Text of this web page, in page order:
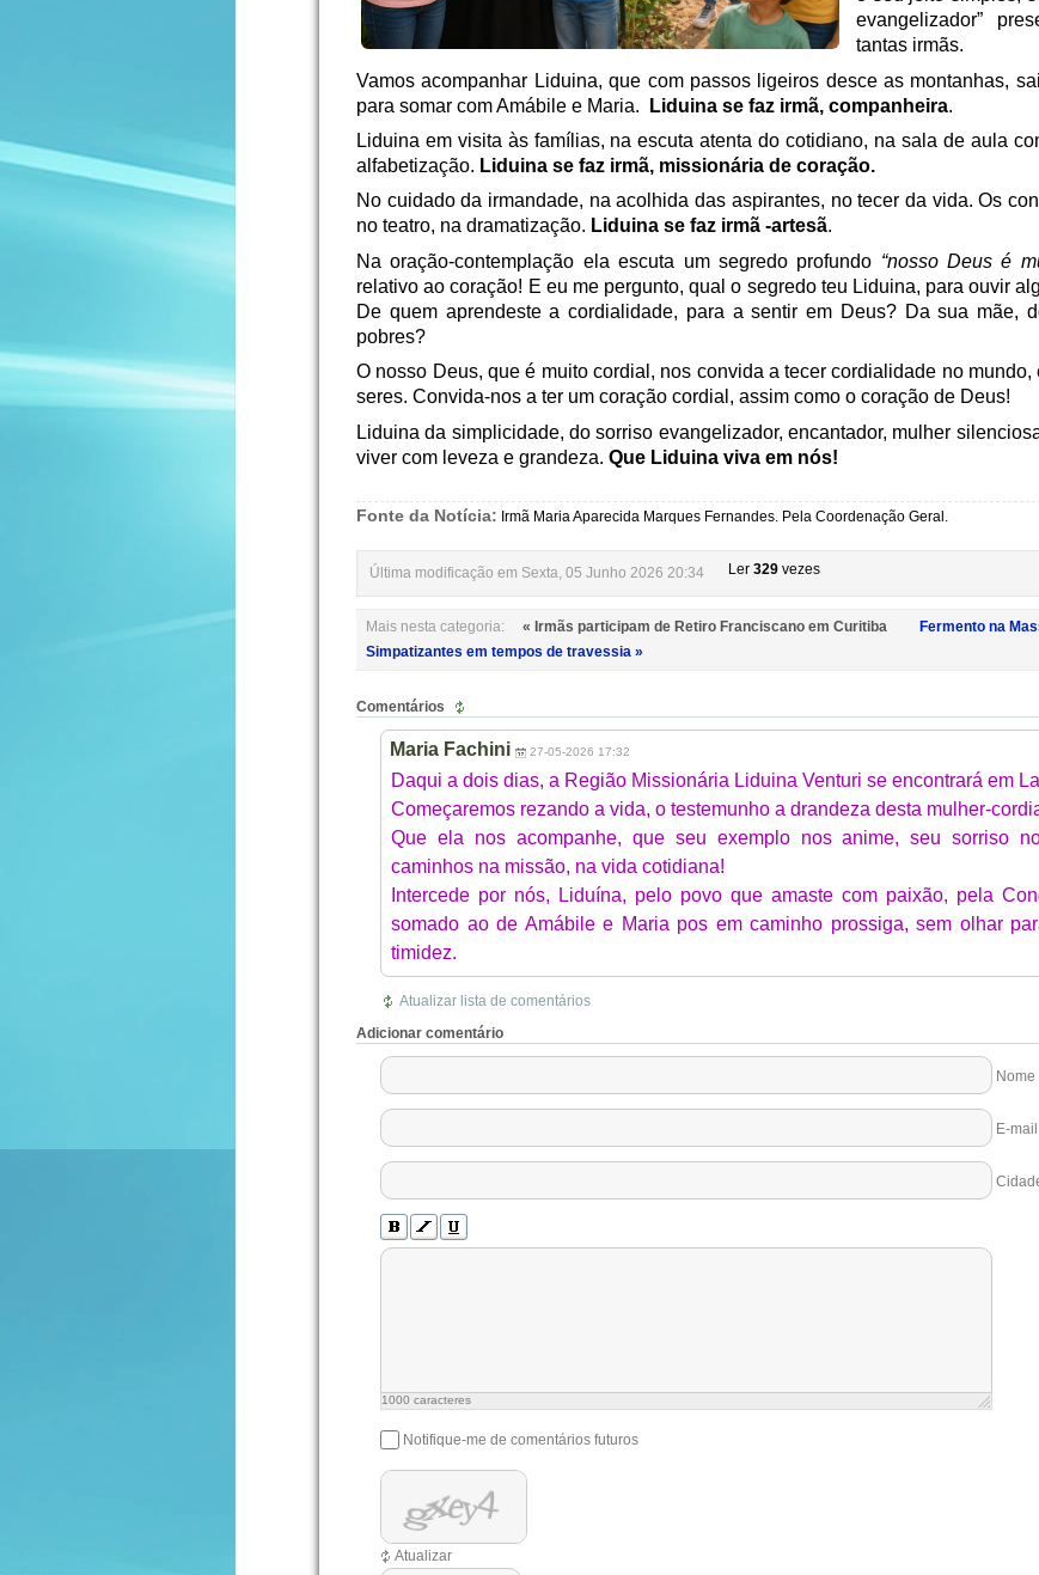
evangelizador”
tantas irmãs.
Vamos acompanhar Liduina, que com passos ligeiros desce as montanhas,
para somar com Amábile e Maria.
Liduina se faz irmã, companheira.
Liduina em visita às famílias, na escuta atenta do cotidiano, na sala de aula
alfabetização. Liduina se faz irmã, missionária de coração.
No cuidado da irmandade, na acolhida das aspirantes, no tecer da vida. Os
no teatro, na dramatização. Liduina se faz irmã -artesã.
Na oração-contemplação ela escuta um segredo profundo “nosso Deus é
relativo ao coração! E eu me pergunto, qual o segredo teu Liduina, para ouvir
De quem aprendeste a cordialidade, para a sentir em Deus? Da sua mãe,
pobres?
O nosso Deus, que é muito cordial, nos convida a tecer cordialidade no mundo,
seres. Convida-nos a ter um coração cordial, assim como o coração de Deus!
Liduina da simplicidade, do sorriso evangelizador, encantador, mulher
viver com leveza e grandeza. Que Liduina viva em nós!
Fonte da Notícia: Irmã Maria Aparecida Marques Fernandes. Pela Coordenação Geral.
Ler 329 vezes
Última modificação em Sexta, 05 Junho 2026 20:34
Mais nesta categoria: « Irmãs participam de Retiro Franciscano em Curitiba
Fermento na
Simpatizantes em tempos de travessia »
Comentários
Maria Fachini 27-05-2026 17:32
Daqui a dois dias, a Região Missionária Liduina Venturi se encontrará em
Começaremos rezando a vida, o testemunho a drandeza desta mulher-
Que ela nos acompanhe, que seu exemplo nos anime, seu sorriso
caminhos na missão, na vida cotidiana!
Intercede por nós, Liduína, pelo povo que amaste com paixão, pela
somado ao de Amábile e Maria pos em caminho prossiga, sem olhar
timidez.
Atualizar lista de comentários
Adicionar comentário
E-
1000 caracteres
Notifique-me de comentários futuros
Atualizar